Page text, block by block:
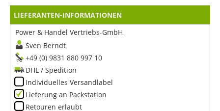
LIEFERANTEN-INFORMATIONEN
Power & Handel Vertriebs-GmbH
Sven Berndt
+49 (0) 9831 880 997 10
DHL / Spedition
Individuelles Versandlabel
Lieferung an Packstation
Retouren erlaubt